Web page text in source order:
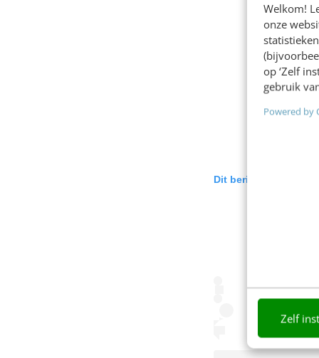
Welkom!
onze
op ‘Zelf
gebruik
Powered by
Zelf
Dit bericht op